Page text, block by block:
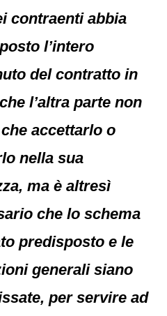
contraenti abbia
l’intero
del contratto in
l’altra parte non
accettarlo o
nella sua
ma è altresì
che lo schema
predisposto e le
generali siano
per servire ad